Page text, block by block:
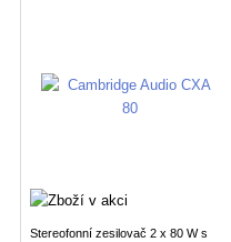
Stereofonní zesilovač 2 x 80 W s